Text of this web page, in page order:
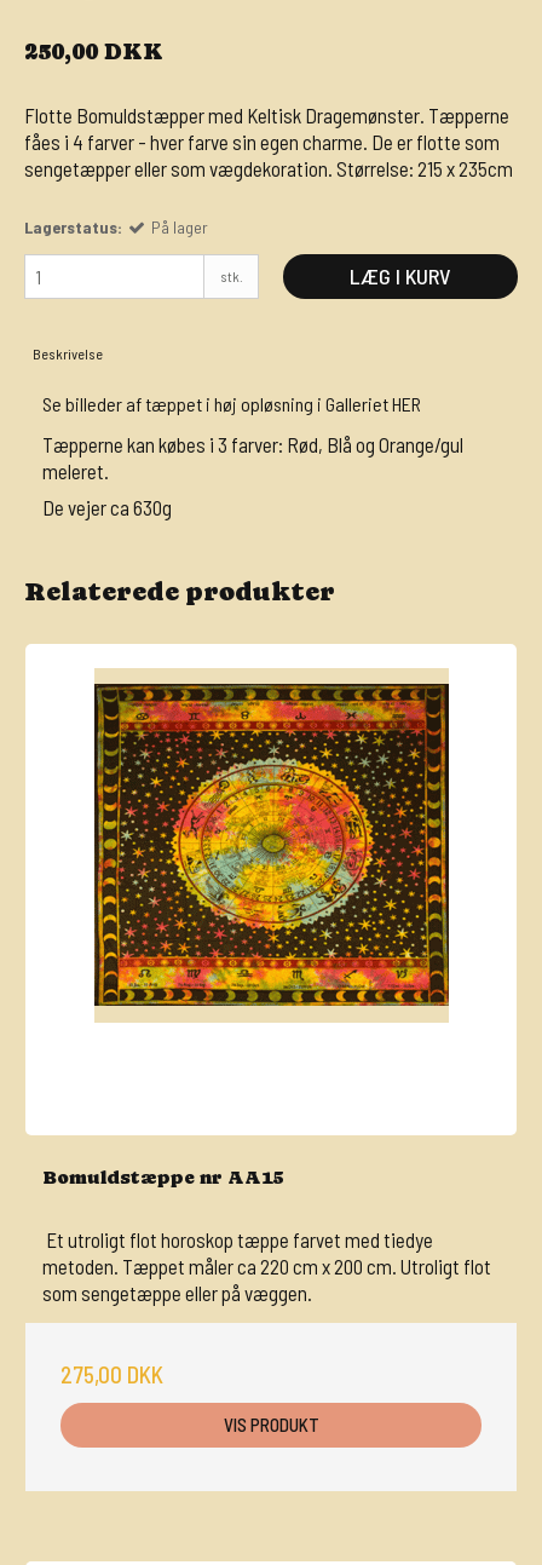
250,00 DKK
Flotte Bomuldstæpper med Keltisk Dragemønster. Tæpperne
fåes i 4 farver - hver farve sin egen charme. De er flotte som
sengetæpper eller som vægdekoration. Størrelse: 215 x 235cm
Lagerstatus: På lager
stk. LÆG I KURV
Beskrivelse
Se billeder af tæppet i høj opløsning i Galleriet HER
Tæpperne kan købes i 3 farver: Rød, Blå og Orange/gul
meleret.
De vejer ca 630g
Relaterede produkter
Bomuldstæppe nr AA15
Et utroligt flot horoskop tæppe farvet med tiedye
metoden. Tæppet måler ca 220 cm x 200 cm. Utroligt flot
som sengetæppe eller på væggen.
275,00 DKK
VIS PRODUKT